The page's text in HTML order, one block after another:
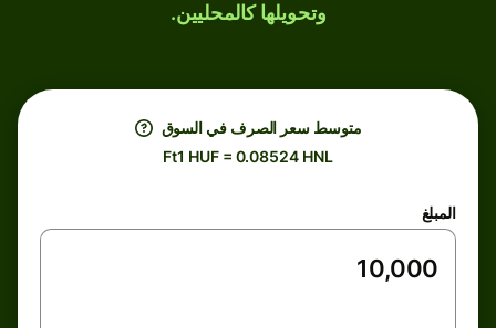
وتحويلها كالمحليين.
متوسط ​​سعر الصرف في السوق
Ft1 HUF = 0.08524 HNL
المبلغ